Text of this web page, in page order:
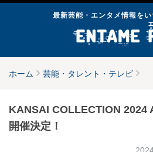
最新芸能・エンタメ情報をい
ホーム 芸能・タレント・テレビ
KANSAI COLLECTION 2024
開催決定！